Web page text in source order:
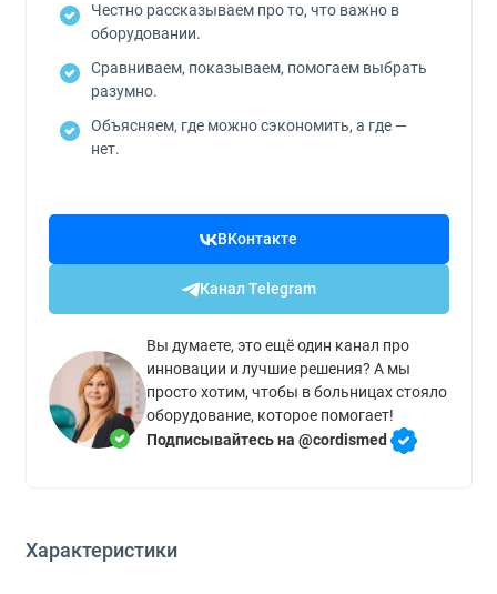
Честно рассказываем про то, что важно в
оборудовании.
Сравниваем, показываем, помогаем выбрать
разумно.
Объясняем, где можно сэкономить, а где —
нет.
ВКонтакте
Канал Telegram
Вы думаете, это ещё один канал про
инновации и лучшие решения? А мы
просто хотим, чтобы в больницах стояло
оборудование, которое помогает!
Подписывайтесь на @cordismed
Характеристики